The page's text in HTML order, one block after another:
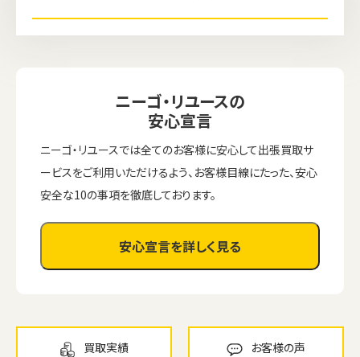
ニーゴ・リユースの
安心宣言
ニーゴ・リユースでは全てのお客様に安心して出張買取サ
ービスをご利用いただけるよう、お客様目線にたった、安心
安全な10の事項を徹底しております。
安心宣言を詳しく見る
買取実績 お客様の声